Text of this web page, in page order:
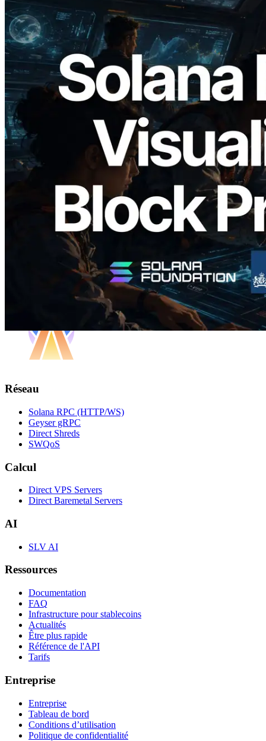
2026.05.24
Validators Solutions lance le Solana Block
Analyzer — Visualisation du temps de
production de bloc par slot et des
validateurs assignés
Réseau
Solana RPC (HTTP/WS)
Geyser gRPC
Direct Shreds
SWQoS
Calcul
Direct VPS Servers
Direct Baremetal Servers
AI
SLV AI
Ressources
Documentation
FAQ
Infrastructure pour stablecoins
Actualités
Être plus rapide
Référence de l'API
Tarifs
Entreprise
Entreprise
Tableau de bord
Conditions d’utilisation
Politique de confidentialité